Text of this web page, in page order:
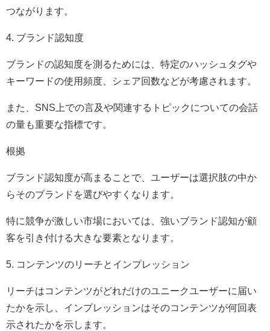
つながります。
4. ブランド認知度
ブランドの認知度を測るためには、特定のハッシュタグや
キーワードの使用頻度、シェア回数などが考慮されます。
また、SNS上での言及や関連するトピックについての会話
の量も重要な指標です。
根拠
ブランド認知度が高まることで、ユーザーは選択肢の中か
らそのブランドを選びやすくなります。
特に競争が激しい市場においては、強いブランド認知が顧
客を引き付ける大きな要素となります。
5. コンテンツのリーチとインプレッション
リーチはコンテンツがどれだけのユニークユーザーに届い
たかを示し、インプレッションはそのコンテンツが何回表
示されたかを示します。